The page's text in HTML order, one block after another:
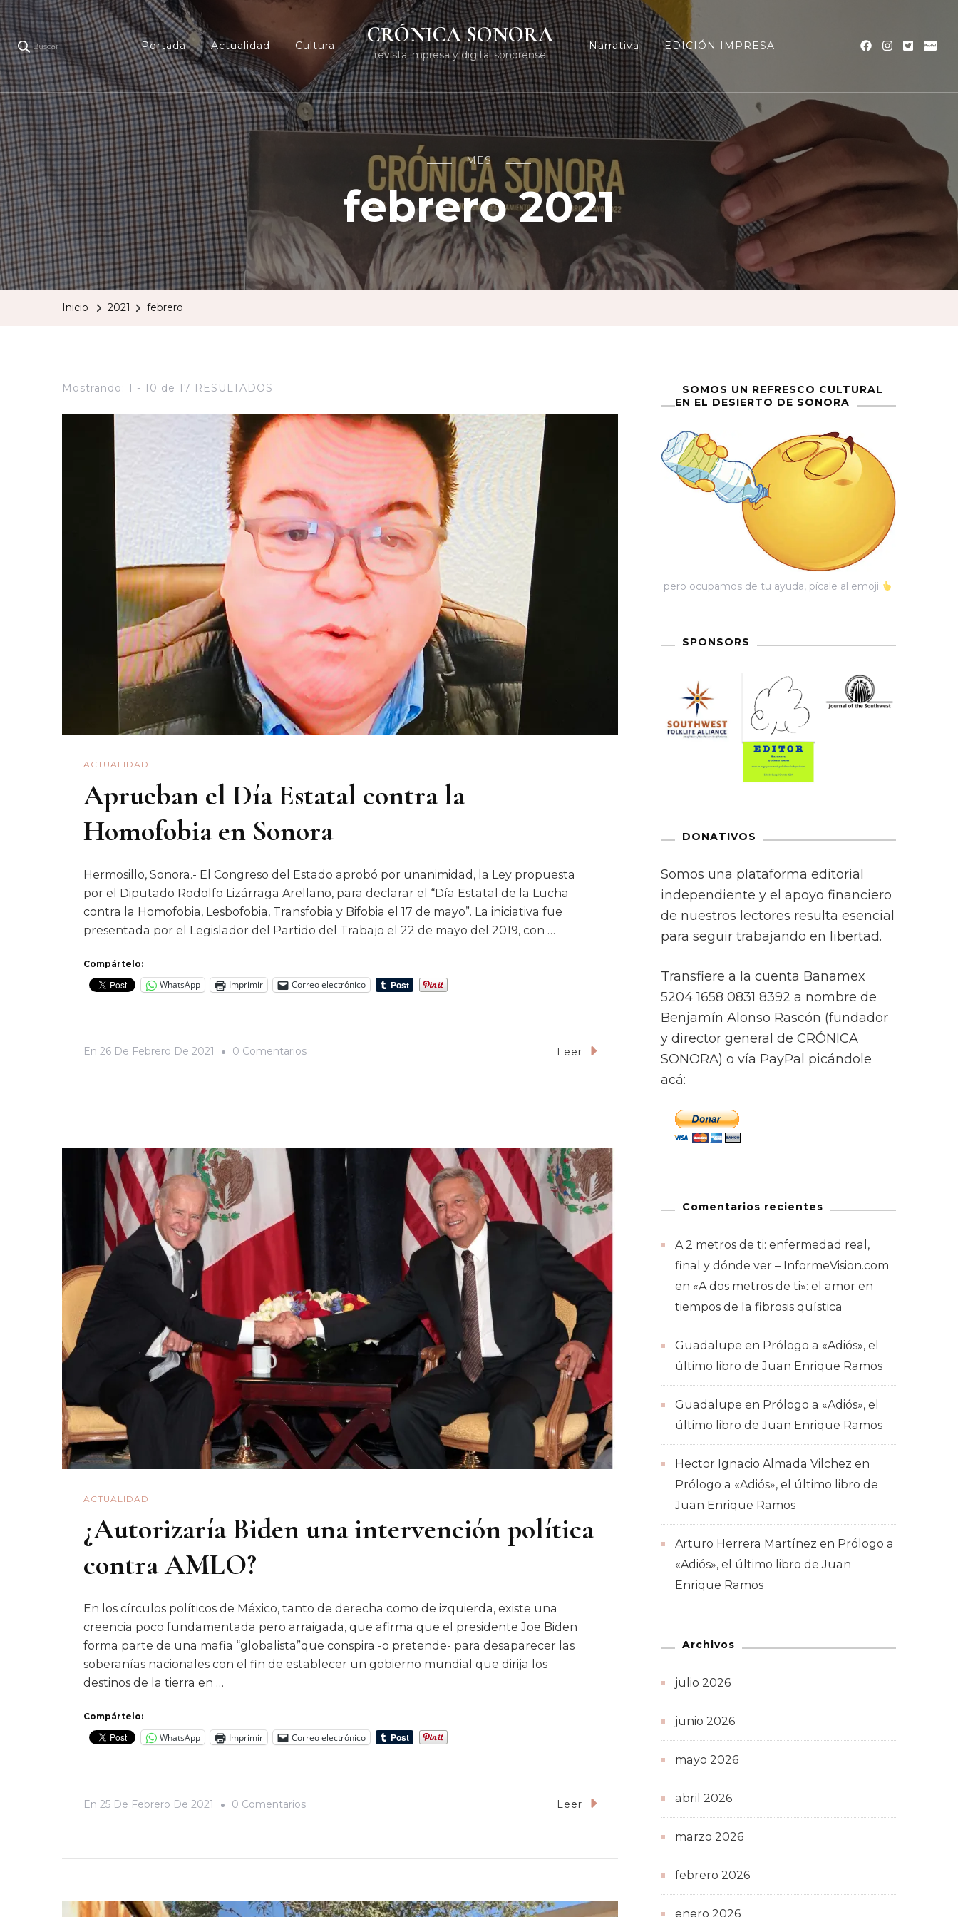
Buscar Portada Actualidad Cultura CRÓNICA SONORA
revista impresa y digital sonorense
Narrativa EDICIÓN IMPRESA
MES
febrero 2021
Inicio 2021 febrero
Mostrando: 1 - 10 de 17 RESULTADOS
ACTUALIDAD
Aprueban el Día Estatal contra la
Homofobia en Sonora
Hermosillo, Sonora.- El Congreso del Estado aprobó por unanimidad, la Ley propuesta
por el Diputado Rodolfo Lizárraga Arellano, para declarar el “Día Estatal de la Lucha
contra la Homofobia, Lesbofobia, Transfobia y Bifobia el 17 de mayo”. La iniciativa fue
presentada por el Legislador del Partido del Trabajo el 22 de mayo del 2019, con …
Compártelo:
WhatsApp Imprimir Correo electrónico
En 26 De Febrero De 2021 0 ComentariosEn
Leer
ACTUALIDAD
¿Autorizaría Biden una intervención política
contra AMLO?
En los círculos políticos de México, tanto de derecha como de izquierda, existe una
creencia poco fundamentada pero arraigada, que afirma que el presidente Joe Biden
forma parte de una mafia “globalista”que conspira -o pretende- para desaparecer las
soberanías nacionales con el fin de establecer un gobierno mundial que dirija los
destinos de la tierra en …
Compártelo:
WhatsApp Imprimir Correo electrónico
En 25 De Febrero De 2021 0 ComentariosEn
Política
Leer
SOMOS UN REFRESCO CULTURAL
EN EL DESIERTO DE SONORA
pero ocupamos de tu ayuda, pícale al emoji
SPONSORS
DONATIVOS
Somos una plataforma editorial
independiente y el apoyo financiero
de nuestros lectores resulta esencial
para seguir trabajando en libertad.
Transfiere a la cuenta Banamex
5204 1658 0831 8392 a nombre de
Benjamín Alonso Rascón (fundador
y director general de CRÓNICA
SONORA) o vía PayPal picándole
acá:
Comentarios recientes
A 2 metros de ti: enfermedad real,
final y dónde ver – InformeVision.com
en «A dos metros de ti»: el amor en
tiempos de la fibrosis quística
Guadalupe en Prólogo a «Adiós», el
último libro de Juan Enrique Ramos
Guadalupe en Prólogo a «Adiós», el
último libro de Juan Enrique Ramos
Hector Ignacio Almada Vilchez en
Prólogo a «Adiós», el último libro de
Juan Enrique Ramos
Arturo Herrera Martínez en Prólogo a
«Adiós», el último libro de Juan
Enrique Ramos
Archivos
julio 2026
junio 2026
mayo 2026
abril 2026
marzo 2026
febrero 2026
enero 2026